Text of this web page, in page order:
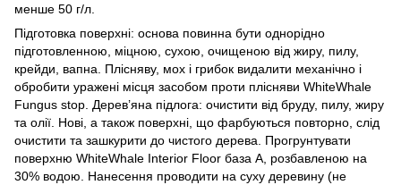
менше 50 г/л.
Підготовка поверхні: основа повинна бути однорідно
підготовленною, міцною, сухою, очищеною від жиру, пилу,
крейди, вапна. Плісняву, мох і грибок видалити механічно і
обробити уражені місця засобом проти плісняви WhiteWhale
Fungus stop. Дерев’яна підлога: очистити від бруду, пилу, жиру
та олії. Нові, а також поверхні, що фарбуються повторно, слід
очистити та зашкурити до чистого дерева. Прогрунтувати
поверхню WhiteWhale Interior Floor база А, розбавленою на
30% водою. Нанесення проводити на суху деревину (не